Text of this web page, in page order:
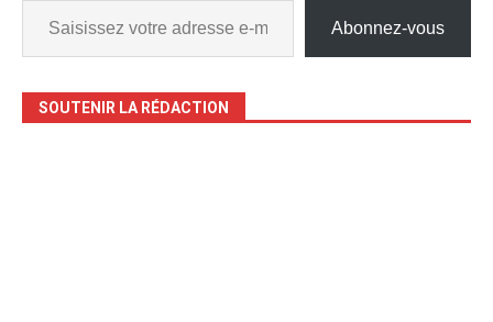
Abonnez-vous
SOUTENIR LA RÉDACTION